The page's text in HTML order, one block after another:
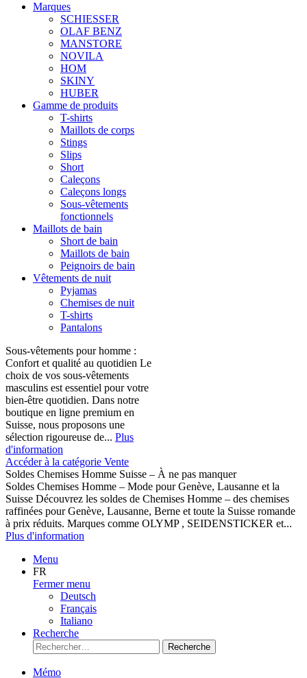
Marques
SCHIESSER
OLAF BENZ
MANSTORE
NOVILA
HOM
SKINY
HUBER
Gamme de produits
T-shirts
Maillots de corps
Stings
Slips
Short
Caleçons
Caleçons longs
Sous-vêtements
fonctionnels
Maillots de bain
Short de bain
Maillots de bain
Peignoirs de bain
Vêtements de nuit
Pyjamas
Chemises de nuit
T-shirts
Pantalons
Sous-vêtements pour homme :
Confort et qualité au quotidien Le
choix de vos sous-vêtements
masculins est essentiel pour votre
bien-être quotidien. Dans notre
boutique en ligne premium en
Suisse, nous proposons une
sélection rigoureuse de... Plus
d'information
Accéder à la catégorie Vente
Soldes Chemises Homme Suisse – À ne pas manquer
Soldes Chemises Homme – Mode pour Genève, Lausanne et la
Suisse Découvrez les soldes de Chemises Homme – des chemises
raffinées pour Genève, Lausanne, Berne et toute la Suisse romande
à prix réduits. Marques comme OLYMP , SEIDENSTICKER et...
Plus d'information
Menu
FR
Fermer menu
Deutsch
Français
Italiano
Recherche
Recherche
Mémo